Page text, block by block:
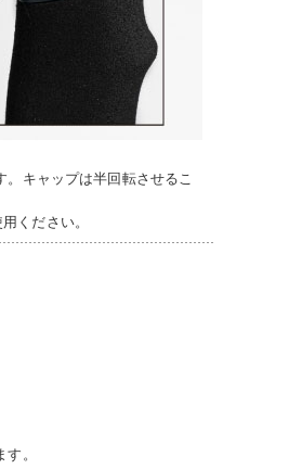
キャップは半回転させるこ
ください。
。